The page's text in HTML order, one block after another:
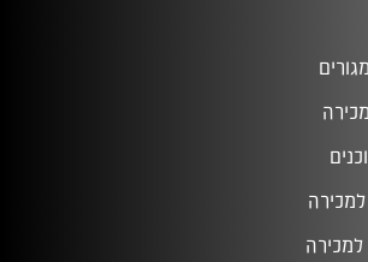
למכירה
למכירה